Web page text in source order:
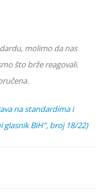
molimo da nas
što brže reagovali.
na standardima i
BiH", broj 18/22)